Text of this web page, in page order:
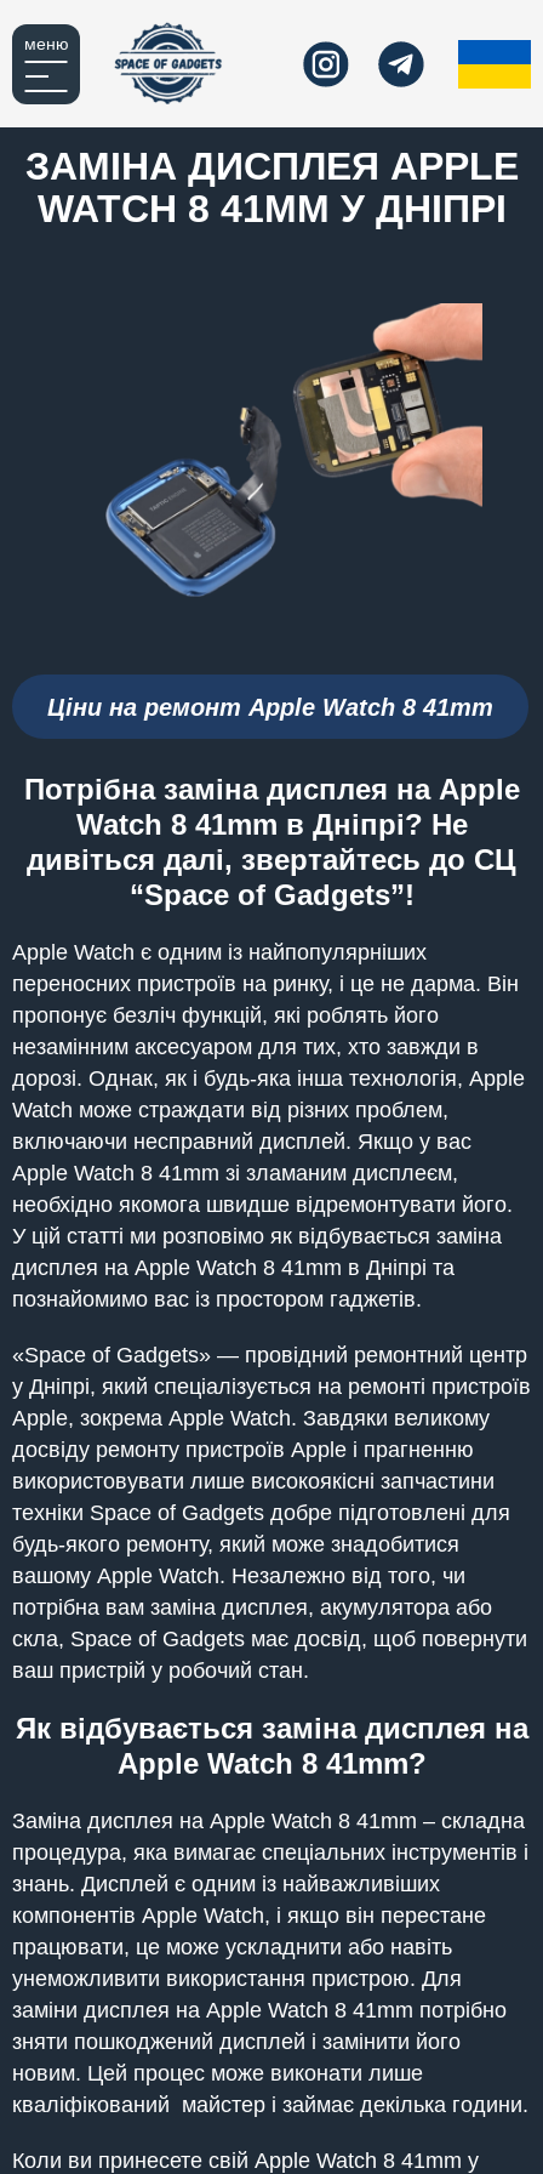
меню
ЗАМІНА ДИСПЛЕЯ APPLE
WATCH 8 41MM У ДНІПРІ
Ціни на ремонт Apple Watch 8 41mm
Потрібна заміна дисплея на Apple
Watch 8 41mm в Дніпрі? Не
дивіться далі, звертайтесь до СЦ
“Space of Gadgets”!
Apple Watch є одним із найпопулярніших
переносних пристроїв на ринку, і це не дарма. Він
пропонує безліч функцій, які роблять його
незамінним аксесуаром для тих, хто завжди в
дорозі. Однак, як і будь-яка інша технологія, Apple
Watch може страждати від різних проблем,
включаючи несправний дисплей. Якщо у вас
Apple Watch 8 41mm зі зламаним дисплеєм,
необхідно якомога швидше відремонтувати його.
У цій статті ми розповімо як відбувається заміна
дисплея на Apple Watch 8 41mm в Дніпрі та
познайомимо вас із простором гаджетів.
«Space of Gadgets» — провідний ремонтний центр
у Дніпрі, який спеціалізується на ремонті пристроїв
Apple, зокрема Apple Watch. Завдяки великому
досвіду ремонту пристроїв Apple і прагненню
використовувати лише високоякісні запчастини
техніки Space of Gadgets добре підготовлені для
будь-якого ремонту, який може знадобитися
вашому Apple Watch. Незалежно від того, чи
потрібна вам заміна дисплея, акумулятора або
скла, Space of Gadgets має досвід, щоб повернути
ваш пристрій у робочий стан.
Як відбувається заміна дисплея на
Apple Watch 8 41mm?
Заміна дисплея на Apple Watch 8 41mm – складна
процедура, яка вимагає спеціальних інструментів і
знань. Дисплей є одним із найважливіших
компонентів Apple Watch, і якщо він перестане
працювати, це може ускладнити або навіть
унеможливити використання пристрою. Для
заміни дисплея на Apple Watch 8 41mm потрібно
зняти пошкоджений дисплей і замінити його
новим. Цей процес може виконати лише
кваліфікований майстер і займає декілька години.
Коли ви принесете свій Apple Watch 8 41mm у